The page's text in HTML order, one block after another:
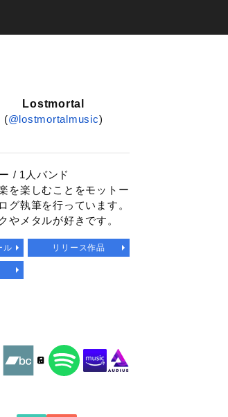
Lostmortal
(@lostmortalmusic)
/ 1人バンド
を楽しむことをモットー
グ執筆を行っています。
やメタルが好きです。
ル リリース作品